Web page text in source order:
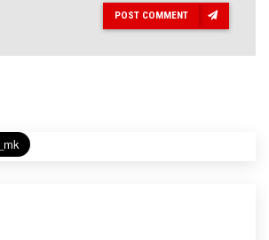
POST COMMENT